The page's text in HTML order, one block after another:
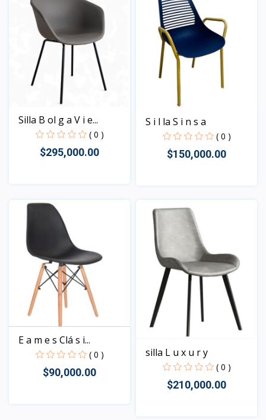
Silla B ol g a V i e...
( 0 )
$295,000.00
S i l la S i n s a
( 0 )
$150,000.00
E a m e s Clá s i...
( 0 )
$90,000.00
silla L u x u r y
( 0 )
$210,000.00